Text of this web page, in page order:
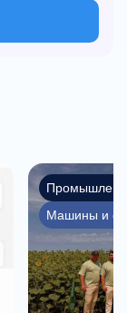
Машины и